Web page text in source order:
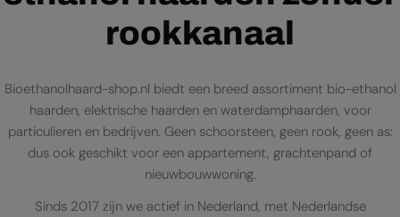
rookkanaal
Bioethanolhaard-shop.nl biedt een breed assortiment bio-ethanol
haarden, elektrische haarden en waterdamphaarden, voor
particulieren en bedrijven. Geen schoorsteen, geen rook, geen as:
dus ook geschikt voor een appartement, grachtenpand of
nieuwbouwwoning.
Sinds 2017 zijn we actief in Nederland, met Nederlandse